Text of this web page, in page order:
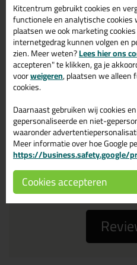
Je ervaring
Beoordeling
Zou jij dit product
ja
nee
Kitcentrum gebruikt cookies en
functionele en analytische
plaatsen we ook marketing
internetgedrag kunnen volgen en
zien. Meer weten?Lees hier ons
accepteren" te klikken, ga je
voorweigeren, plaatsen we alleen
cookies.
Daarnaast gebruiken wij cookies
gepersonaliseerde en niet-
waaronder
Meer informatie over hoe Google
https://business.safety.google/
Cookies accepteren